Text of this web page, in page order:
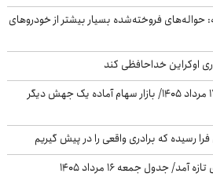
فروخته‌شده بسیار بیشتر از خودروهای
اوکراین خداحافظی کند
پیش‌بینی بورس فردا شنبه ۱۷ مرداد ۱۴۰۵/ بازار سهام آماده یک جهش دیگر
رسیده که برادری واقعی را در پیش گیریم
جدول جمعه ۱۶ مرداد ۱۴۰۵